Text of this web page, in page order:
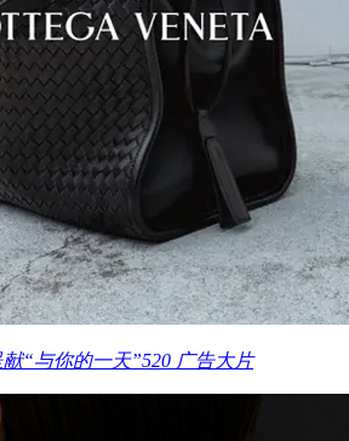
献“与你的一天”520 广告大片